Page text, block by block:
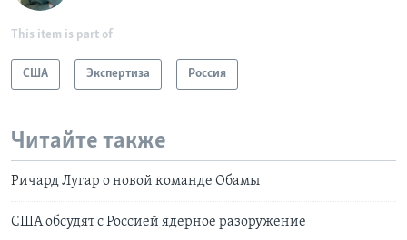
This item is part of
США Экспертиза Россия
Читайте также
Ричард Лугар о новой команде Обамы
США обсудят с Россией ядерное разоружение